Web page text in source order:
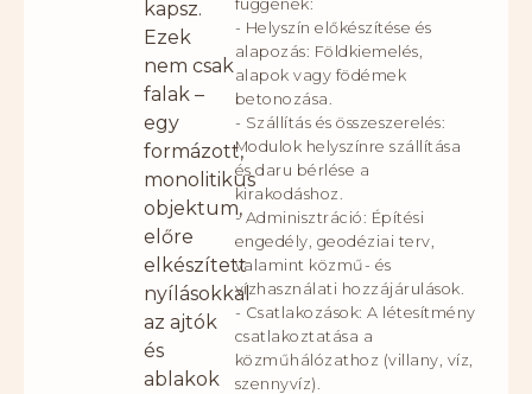
kapsz.
Ezek
nem csak
falak –
egy
formázott,
monolitikus
objektum,
előre
elkészített
nyílásokkal
az ajtók
és
ablakok
függenek:
- Helyszín előkészítése és
alapozás: Földkiemelés,
alapok vagy födémek
betonozása.
- Szállítás és összeszerelés:
Modulok helyszínre szállítása
és daru bérlése a
kirakodáshoz.
- Adminisztráció: Építési
engedély, geodéziai terv,
valamint közmű- és
vízhasználati hozzájárulások.
- Csatlakozások: A létesítmény
csatlakoztatása a
közműhálózathoz (villany, víz,
szennyvíz).